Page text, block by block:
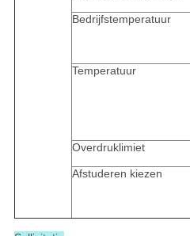
Bedrijfstemperatuur
Temperatuur
Overdruklimiet
Afstuderen kiezen